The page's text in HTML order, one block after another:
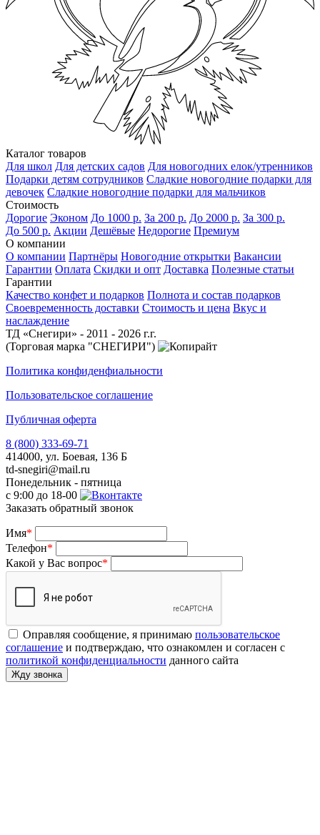
Каталог товаров
Для школ Для детских садов Для новогодних елок/утренников
Подарки детям сотрудников Сладкие новогодние подарки для
девочек Сладкие новогодние подарки для мальчиков
Стоимость
Дорогие Эконом До 1000 р. За 200 р. До 2000 р. За 300 р.
До 500 р. Акции Дешёвые Недорогие Премиум
О компании
О компании Партнёры Новогодние открытки Вакансии
Гарантии Оплата Скидки и опт Доставка Полезные статьи
Гарантии
Качество конфет и подарков Полнота и состав подарков
Своевременность доставки Стоимость и цена Вкус и
наслаждение
ТД «Снегири» - 2011 - 2026 г.г.
(Торговая марка "СНЕГИРИ")
Политика конфиденфиальности
Пользовательское соглашение
Публичная оферта
8 (800) 333-69-71
414000, ул. Боевая, 136 Б
td-snegiri@mail.ru
Понедельник - пятница
с 9:00 до 18-00
Заказать обратный звонок
Имя*
Телефон*
Какой у Вас вопрос*
Оправляя сообщение, я принимаю пользовательское
соглашение и подтверждаю, что ознакомлен и согласен с
политикой конфиденциальности данного сайта